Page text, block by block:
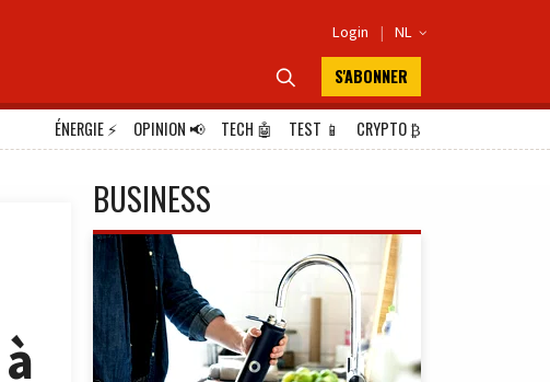
Login | NL 
 S'ABONNER
ÉNERGIE⚡ OPINION📢 TECH 🤖 TEST 📱 CRYPTO₿
BUSINESS